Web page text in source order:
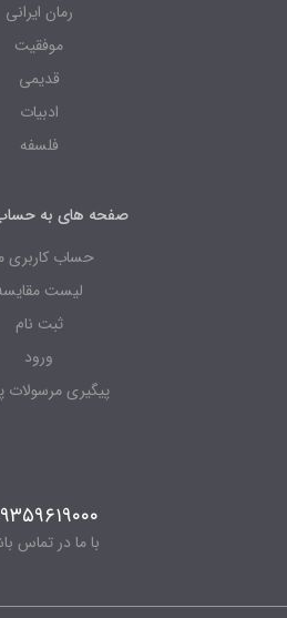
رمان ایرانی
صفحه های به حساب کاربری
حساب کاربری من
لیست مقایسه
پیگیری مرسولات پستی
۰۹۳۵۹۶۱۹۰۰۰
با ما در تماس باشید